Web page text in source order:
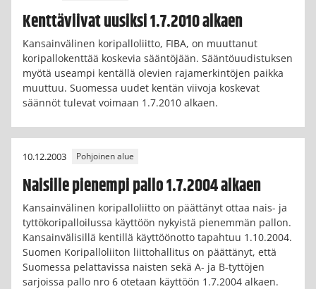
Kenttäviivat uusiksi 1.7.2010 alkaen
Kansainvälinen koripalloliitto, FIBA, on muuttanut
koripallokenttää koskevia sääntöjään. Sääntöuudistuksen
myötä useampi kentällä olevien rajamerkintöjen paikka
muuttuu. Suomessa uudet kentän viivoja koskevat
säännöt tulevat voimaan 1.7.2010 alkaen.
10.12.2003 Pohjoinen alue
Naisille pienempi pallo 1.7.2004 alkaen
Kansainvälinen koripalloliitto on päättänyt ottaa nais- ja
tyttökoripalloilussa käyttöön nykyistä pienemmän pallon.
Kansainvälisillä kentillä käyttöönotto tapahtuu 1.10.2004.
Suomen Koripalloliiton liittohallitus on päättänyt, että
Suomessa pelattavissa naisten sekä A- ja B-tyttöjen
sarjoissa pallo nro 6 otetaan käyttöön 1.7.2004 alkaen.